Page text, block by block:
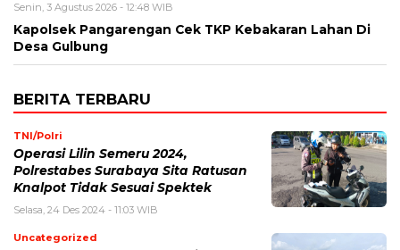
Senin, 3 Agustus 2026 - 12:48 WIB
Kapolsek Pangarengan Cek TKP Kebakaran Lahan Di
Desa Gulbung
BERITA TERBARU
TNI/Polri
Operasi Lilin Semeru 2024,
Polrestabes Surabaya Sita Ratusan
Knalpot Tidak Sesuai Spektek
Selasa, 24 Des 2024 - 11:03 WIB
Uncategorized